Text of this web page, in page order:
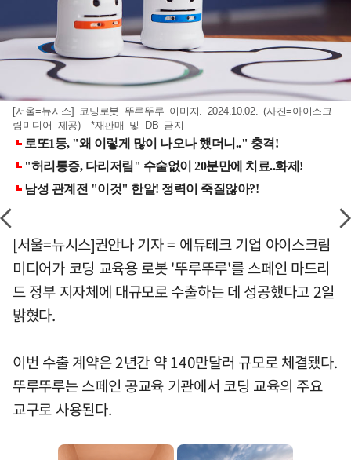
[서울=뉴시스] 코딩로봇 뚜루뚜루 이미지. 2024.10.02. (사진=아이스크
림미디어 제공) *재판매 및 DB 금지
[서울=뉴시스]권안나 기자 = 에듀테크 기업 아이스크림
미디어가 코딩 교육용 로봇 '뚜루뚜루'를 스페인 마드리
드 정부 지자체에 대규모로 수출하는 데 성공했다고 2일
밝혔다.
이번 수출 계약은 2년간 약 140만달러 규모로 체결됐다.
뚜루뚜루는 스페인 공교육 기관에서 코딩 교육의 주요
교구로 사용된다.